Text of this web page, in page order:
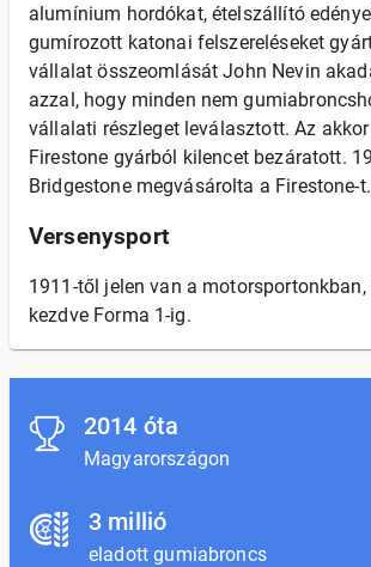
alumínium hordókat, ételszállító
gumírozott katonai felszereléseket
vállalat összeomlását John Nevin
azzal, hogy minden nem
vállalati részleget leválasztott. Az
Firestone gyárból kilencet bezáratott.
Bridgestone megvásárolta a Firestone-t.
Versenysport
1911-től jelen van a motorsportonkban,
kezdve Forma 1-ig.
2014 óta
Magyarországon
3 millió
eladott gumiabroncs